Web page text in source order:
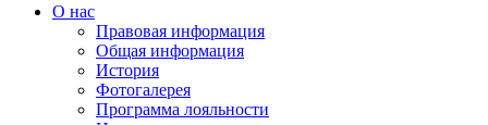
О нас
Правовая информация
Общая информация
История
Фотогалерея
Программа лояльности